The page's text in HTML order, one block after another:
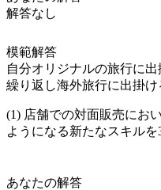
解答なし
模範解答
自分オリジナルの旅行に出
繰り返し海外旅行に出掛け
(1) 店舗での対面販売にお
ようになる新たなスキルを
あなたの解答